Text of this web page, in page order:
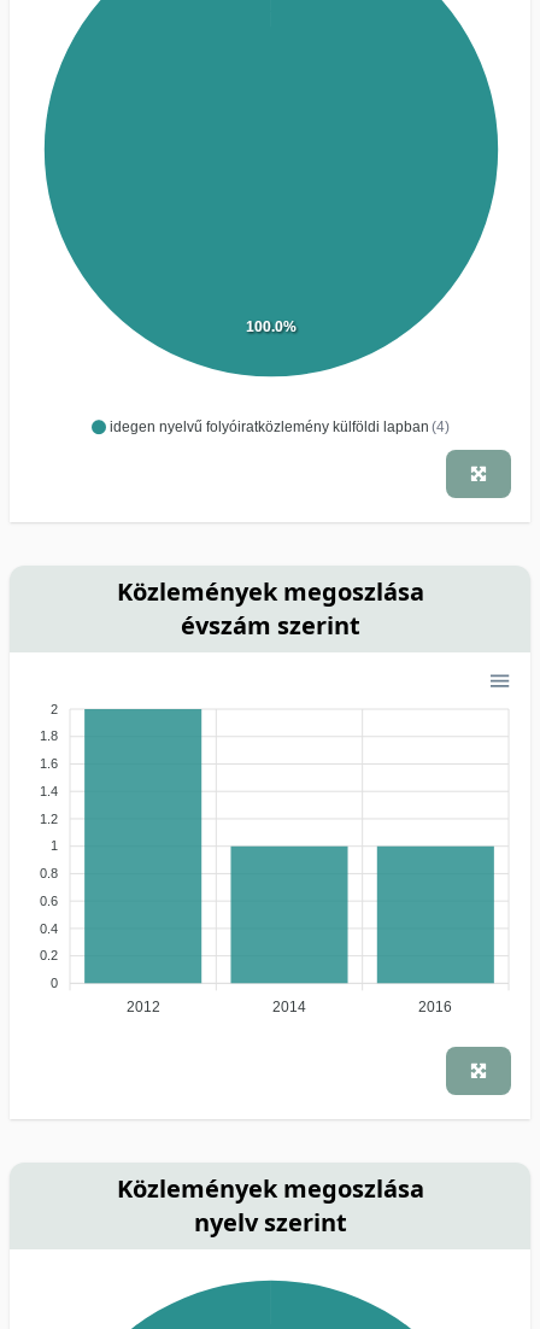
idegen nyelvű folyóiratközlemény külföldi lapban (4)
100.0%
Közlemények megoszlása
évszám szerint
2
1.8
1.6
1.4
1.2
1
0.8
0.6
0.4
0.2
0
2012 2014 2016
Közlemények megoszlása
nyelv szerint